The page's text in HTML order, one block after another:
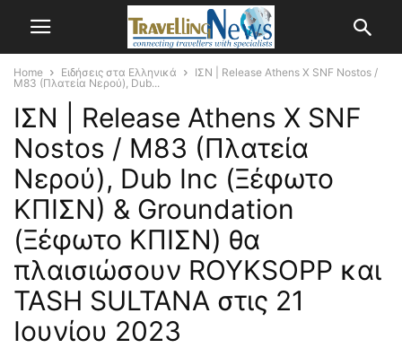
Home Ειδήσεις στα Ελληνικά
ΙΣΝ | Release Athens X SNF Nostos /
M83 (Πλατεία Νερού), Dub...
ΙΣΝ | Release Athens X SNF
Nostos / M83 (Πλατεία
Νερού), Dub Inc (Ξέφωτο
ΚΠΙΣΝ) & Groundation
(Ξέφωτο ΚΠΙΣΝ) θα
πλαισιώσουν ROYKSOPP και
TASH SULTANA στις 21
Ιουνίου 2023